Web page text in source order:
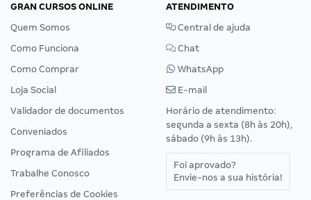
GRAN CURSOS ONLINE
Quem Somos
Como Funciona
Como Comprar
Loja Social
Validador de documentos
Conveniados
Programa de Afiliados
Trabalhe Conosco
Preferências de Cookies
ATENDIMENTO
Central de ajuda
Chat
WhatsApp
E-mail
Horário de atendimento:
segunda a sexta (8h às 20h),
sábado (9h às 13h).
Foi aprovado?
Envie-nos a sua história!